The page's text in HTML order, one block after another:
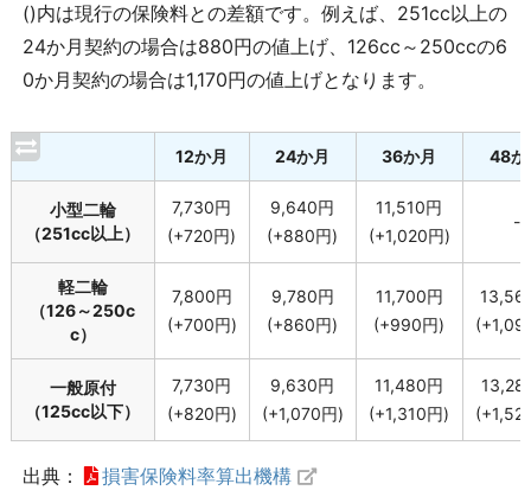
()内は現行の保険料との差額です。例えば、251cc以上の
24か月契約の場合は880円の値上げ、126cc～250ccの6
0か月契約の場合は1,170円の値上げとなります。
12か月 24か月 36か月 48か
小型二輪
（251cc以上）
7,730円
(+720円)
9,640円
(+880円)
11,510円
(+1,020円)
-
軽二輪
（126～250c
c）
7,800円
(+700円)
9,780円
(+860円)
11,700円
(+990円)
一般原付
（125cc以下）
7,730円
(+820円)
9,630円
(+1,070円)
11,480円
(+1,310円)
出典： 損害保険料率算出機構